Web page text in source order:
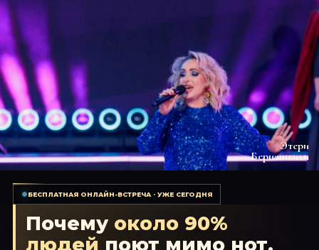
БЕСПЛАТНАЯ ОНЛАЙН-ВСТРЕЧА · УЖЕ СЕГОДНЯ
Почему около 90%
людей поют мимо нот,
Этери
Бериашвили